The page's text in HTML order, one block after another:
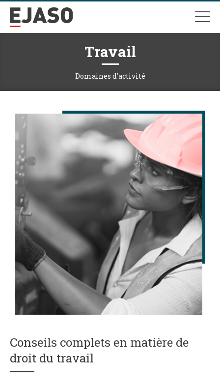
Travail
Domaines d'activité
Conseils complets en matière de
droit du travail